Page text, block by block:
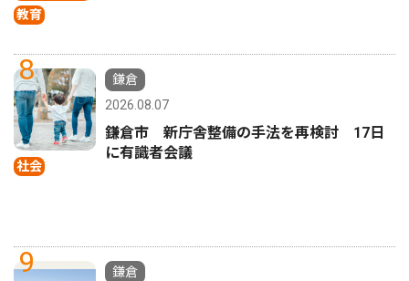
教育
8
社会
鎌倉
2026.08.07
鎌倉市 新庁舎整備の手法を再検討 17日
に有識者会議
9
鎌倉